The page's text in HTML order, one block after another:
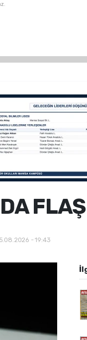
- 19:43